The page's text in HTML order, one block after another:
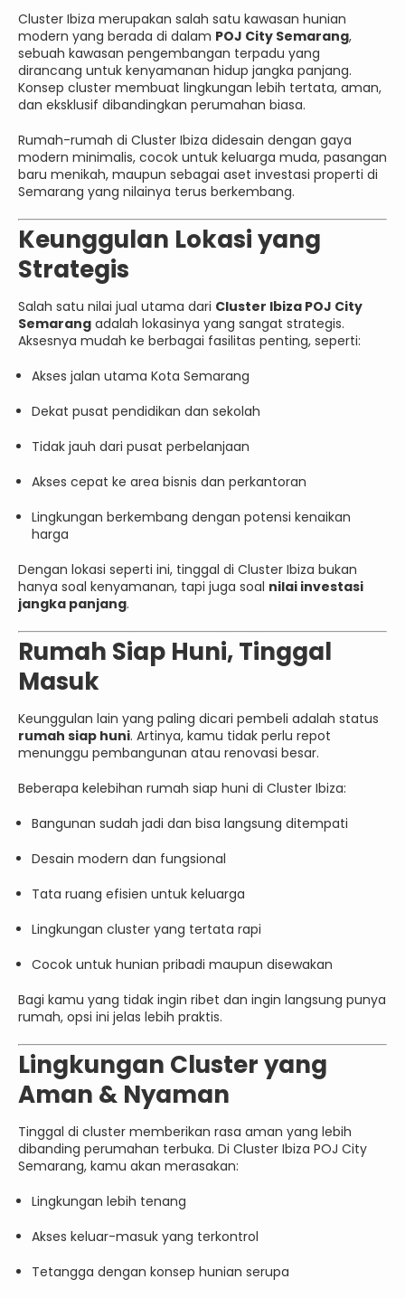
Cluster Ibiza merupakan salah satu kawasan hunian
modern yang berada di dalam POJ City Semarang,
sebuah kawasan pengembangan terpadu yang
dirancang untuk kenyamanan hidup jangka panjang.
Konsep cluster membuat lingkungan lebih tertata, aman,
dan eksklusif dibandingkan perumahan biasa.
Rumah-rumah di Cluster Ibiza didesain dengan gaya
modern minimalis, cocok untuk keluarga muda, pasangan
baru menikah, maupun sebagai aset investasi properti di
Semarang yang nilainya terus berkembang.
Keunggulan Lokasi yang
Strategis
Salah satu nilai jual utama dari Cluster Ibiza POJ City
Semarang adalah lokasinya yang sangat strategis.
Aksesnya mudah ke berbagai fasilitas penting, seperti:
Akses jalan utama Kota Semarang
Dekat pusat pendidikan dan sekolah
Tidak jauh dari pusat perbelanjaan
Akses cepat ke area bisnis dan perkantoran
Lingkungan berkembang dengan potensi kenaikan
harga
Dengan lokasi seperti ini, tinggal di Cluster Ibiza bukan
hanya soal kenyamanan, tapi juga soal nilai investasi
jangka panjang.
Rumah Siap Huni, Tinggal
Masuk
Keunggulan lain yang paling dicari pembeli adalah status
rumah siap huni. Artinya, kamu tidak perlu repot
menunggu pembangunan atau renovasi besar.
Beberapa kelebihan rumah siap huni di Cluster Ibiza:
Bangunan sudah jadi dan bisa langsung ditempati
Desain modern dan fungsional
Tata ruang efisien untuk keluarga
Lingkungan cluster yang tertata rapi
Cocok untuk hunian pribadi maupun disewakan
Bagi kamu yang tidak ingin ribet dan ingin langsung punya
rumah, opsi ini jelas lebih praktis.
Lingkungan Cluster yang
Aman & Nyaman
Tinggal di cluster memberikan rasa aman yang lebih
dibanding perumahan terbuka. Di Cluster Ibiza POJ City
Semarang, kamu akan merasakan:
Lingkungan lebih tenang
Akses keluar-masuk yang terkontrol
Tetangga dengan konsep hunian serupa